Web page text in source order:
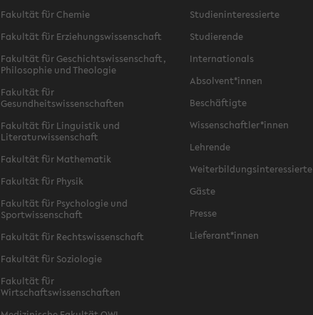
Fakultät für Chemie
Fakultät für Erziehungswissenschaft
Fakultät für Geschichtswissenschaft,
Philosophie und Theologie
Fakultät für
Gesundheitswissenschaften
Fakultät für Linguistik und
Literaturwissenschaft
Fakultät für Mathematik
Fakultät für Physik
Fakultät für Psychologie und
Sportwissenschaft
Fakultät für Rechtswissenschaft
Fakultät für Soziologie
Fakultät für
Wirtschaftswissenschaften
Studieninteressierte
Studierende
Internationals
Absolvent*innen
Beschäftigte
Wissenschaftler*innen
Lehrende
Weiterbildungsinteressierte
Gäste
Presse
Lieferant*innen